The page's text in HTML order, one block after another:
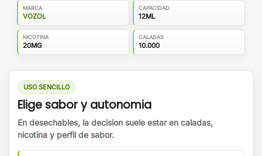
MARCA
VOZOL
CAPACIDAD
12ML
NICOTINA
20MG
CALADAS
10.000
USO SENCILLO
Elige sabor y autonomia
En desechables, la decision suele estar en caladas,
nicotina y perfil de sabor.